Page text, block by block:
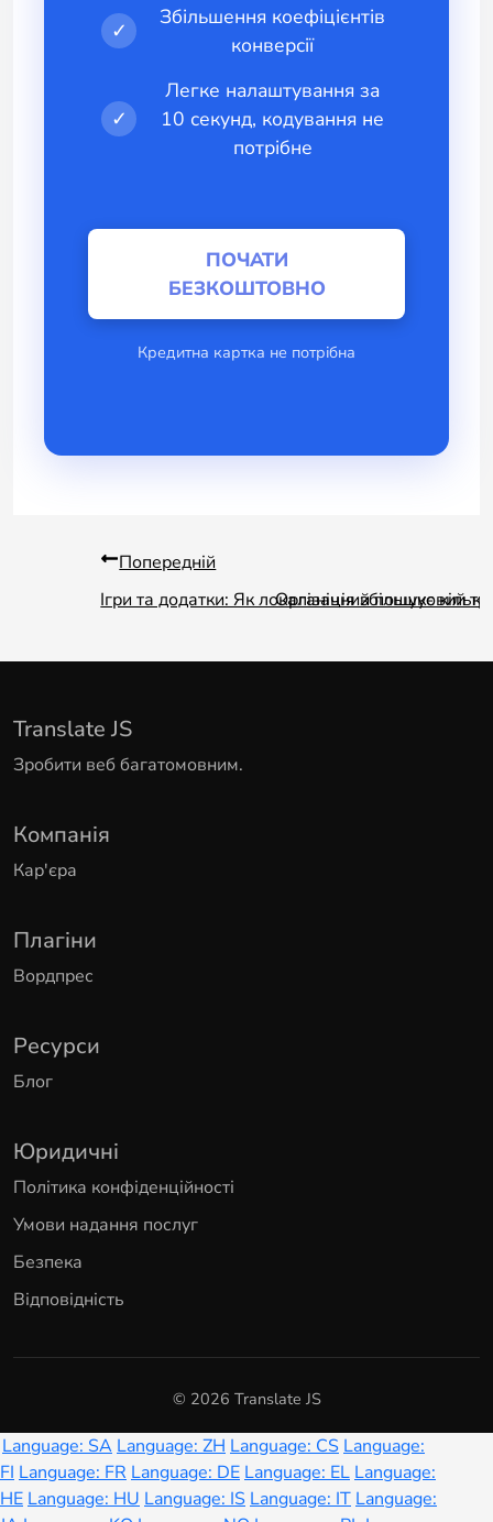
✓
Збільшення коефіцієнтів
конверсії
✓
Легке налаштування за
10 секунд, кодування не
потрібне
ПОЧАТИ
БЕЗКОШТОВНО
Кредитна картка не потрібна
Попередній
Ігри та додатки: Як локалізація збільшує
Органічний пошуковий
Translate JS
Зробити веб багатомовним.
Компанія
Кар'єра
Плагіни
Вордпрес
Ресурси
Блог
Юридичні
Політика конфіденційності
Умови надання послуг
Безпека
Відповідність
© 2026 Translate JS
Language: SA Language: ZH Language: CS Language:
FI Language: FR Language: DE Language: EL Language:
HE Language: HU Language: IS Language: IT Language: